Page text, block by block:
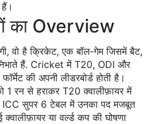
का Overview
वो हैक्रिकेट,एक बॉल‑गेम जिसमें बैट,
हैं. Cricket में T20, ODI और
की अपनी लीडरबोर्ड होती है।
1 रन से हराकर T20 क्वालीफ़ायर में
ICC सुपर 6 टेबल में उनका पद मजबूत
या वर्ल्ड कप की घोषणा